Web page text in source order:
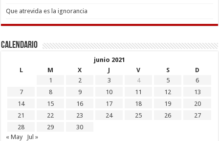
Que atrevida es la ignorancia
Calendario
junio 2021
L
M X J V S
D
1
2 3 4 5
6
7
8 9 10 11 12
13
14
15 16 17 18 19
20
21
22 23 24 25 26
27
28
29
30
« May
Jul »